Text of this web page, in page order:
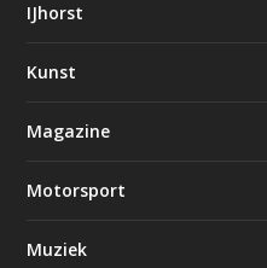
IJhorst
Kunst
Magazine
Motorsport
Muziek